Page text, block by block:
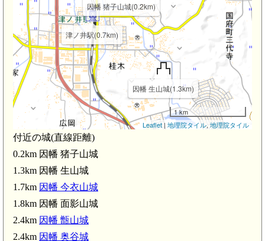
津ノ井駅(0.7km)
因幡 猪子山城(0.2km)
因幡 生山城(1.3km)
因幡 伊上陣所(2.6km)
1 km
Leaflet | 地理院タイル, 地理院タイル
付近の城(直線距離)
0.2km 因幡 猪子山城
1.3km 因幡 生山城
1.7km 因幡 今衣山城
1.8km 因幡 面影山城
2.4km 因幡 甑山城
2.4km 因幡 奥谷城